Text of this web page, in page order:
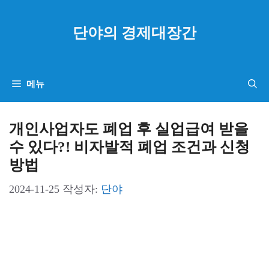
기
단야의 경제대장간
메뉴
개인사업자도 폐업 후 실업급여 받을
수 있다?! 비자발적 폐업 조건과 신청
방법
2024-11-25 작성자: 단야